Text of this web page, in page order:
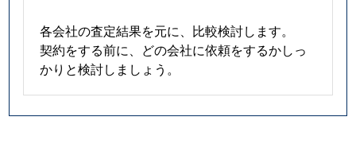
各会社の査定結果を元に、比較検討します。
契約をする前に、どの会社に依頼をするかしっ
かりと検討しましょう。